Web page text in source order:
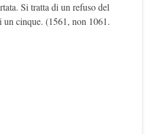
Si tratta di un refuso del
un cinque. (1561, non 1061.